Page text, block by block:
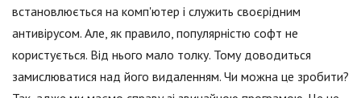
встановлюється на комп'ютер і служить своєрідним
антивірусом. Але, як правило, популярністю софт не
користується. Від нього мало толку. Тому доводиться
замислюватися над його видаленням. Чи можна це зробити?